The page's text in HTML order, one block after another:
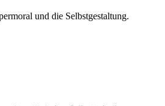
und die Selbstgestaltung.